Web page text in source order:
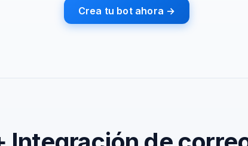
Crea tu bot ahora →